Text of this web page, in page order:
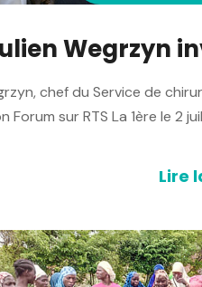
Wegrzyn
chef du Service de
Forum sur RTS La 1ère le 2
Lire